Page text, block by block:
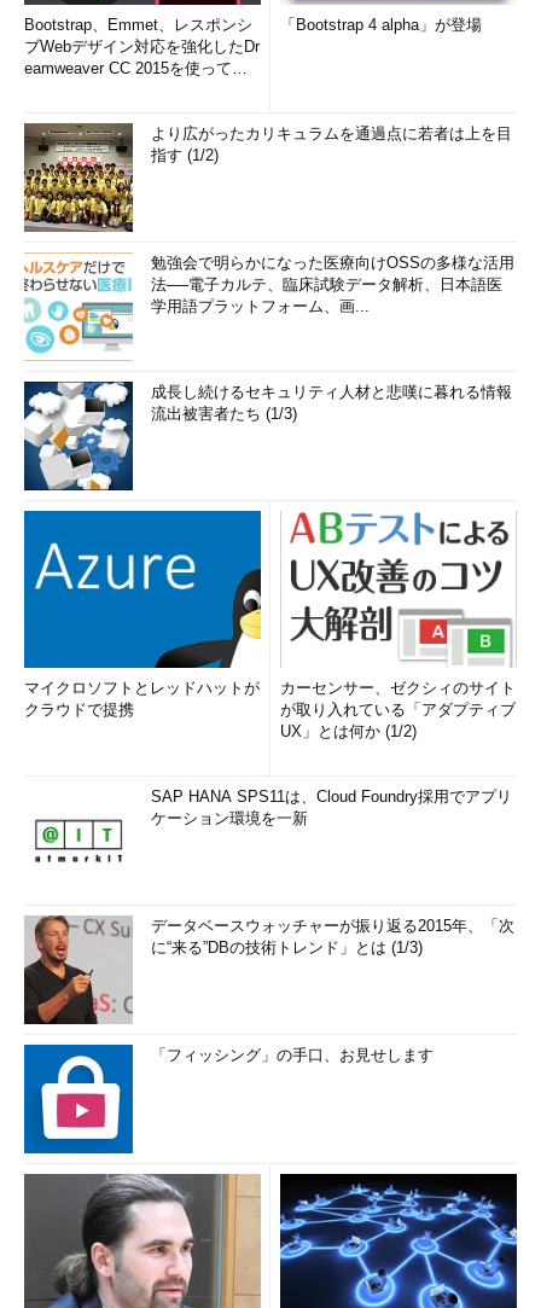
Bootstrap、Emmet、レスポンシ
ブWebデザイン対応を強化したDr
eamweaver CC 2015を使って
「Bootstrap 4 alpha」が登場
より広がったカリキュラムを通過点に若者は上を目
指す (1/2)
勉強会で明らかになった医療向けOSSの多様な活用
法──電子カルテ、臨床試験データ解析、日本語医
学用語プラットフォーム、画...
成長し続けるセキュリティ人材と悲嘆に暮れる情報
流出被害者たち (1/3)
マイクロソフトとレッドハットが
クラウドで提携
カーセンサー、ゼクシィのサイト
が取り入れている「アダプティブ
UX」とは何か (1/2)
SAP HANA SPS11は、Cloud Foundry採用でアプリ
ケーション環境を一新
データベースウォッチャーが振り返る2015年、「次
に“来る”DBの技術トレンド」とは (1/3)
「フィッシング」の手口、お見せします